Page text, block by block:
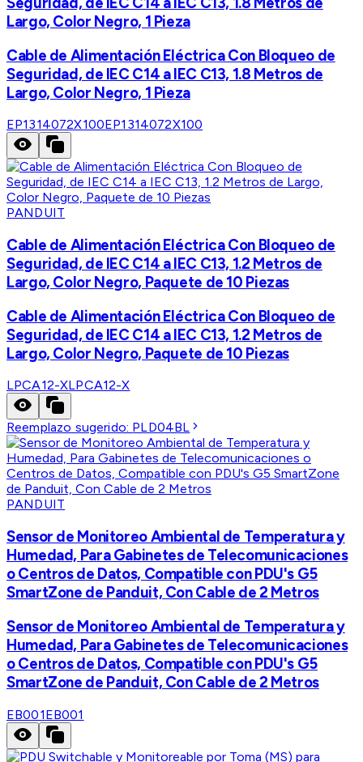
Largo, Color Negro, 1 Pieza
Cable de Alimentación Eléctrica Con Bloqueo de
Seguridad, de IEC C14 a IEC C13, 1.8 Metros de
Largo, Color Negro, 1 Pieza
EP1314072X100EP1314072X100
PANDUIT
Cable de Alimentación Eléctrica Con Bloqueo de
Seguridad, de IEC C14 a IEC C13, 1.2 Metros de
Largo, Color Negro, Paquete de 10 Piezas
Cable de Alimentación Eléctrica Con Bloqueo de
Seguridad, de IEC C14 a IEC C13, 1.2 Metros de
Largo, Color Negro, Paquete de 10 Piezas
LPCA12-XLPCA12-X
Reemplazo sugerido: PLD04BL
PANDUIT
Sensor de Monitoreo Ambiental de Temperatura y
Humedad, Para Gabinetes de Telecomunicaciones
o Centros de Datos, Compatible con PDU's G5
SmartZone de Panduit, Con Cable de 2 Metros
Sensor de Monitoreo Ambiental de Temperatura y
Humedad, Para Gabinetes de Telecomunicaciones
o Centros de Datos, Compatible con PDU's G5
SmartZone de Panduit, Con Cable de 2 Metros
EB001EB001